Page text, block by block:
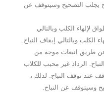
يجلب التصحيح وسيتوقف عن
لإلهاء الكلب وبالتالي
الكلب وبالتالي إيقاف النباح.
طريق انبعاث موجة من
الرذاذ غير محبب للكلاب
عند توقف النباح. لذلك ،
وسيتوقف عن النباح.